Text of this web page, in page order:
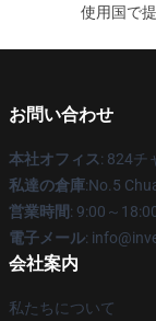
使用国で
お問い合わせ
本社オフィス: 824チ
私達の倉庫:No.5
営業時間: 9:00～
電子メール:
会社案内
私たちについて